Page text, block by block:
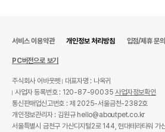
서비스 이용약관 개인정보 처리방침 입점/제휴 문의
PC버전으로 보기
주식회사 어바웃펫
대표자명 : 나옥귀
사업자 등록번호 : 120-87-90035사업자정보확인
통신판매업신고번호 : 제 2025-서울금천-2382호
개인정보관리자 : 김원규 hello@aboutpet.co.kr
서울특별시 금천구 가산디지털2로 144, 현대테라타워